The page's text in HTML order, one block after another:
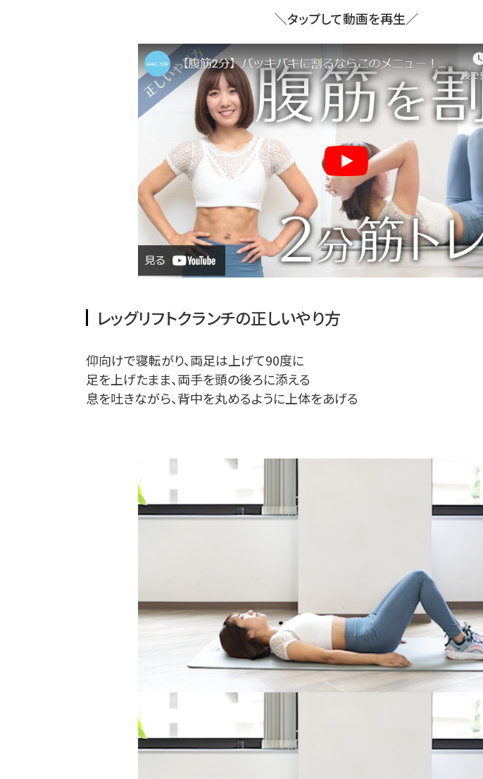
＼タップして動画を再生／
レッグリフトクランチの正しいやり方
仰向けで寝転がり、両足は上げて90度に
足を上げたまま、両手を頭の後ろに添える
息を吐きながら、背中を丸めるように上体をあげる